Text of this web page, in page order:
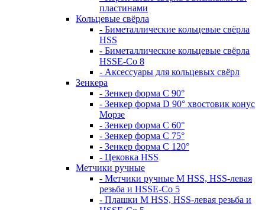
пластинами
Кольцевые свёрла
- Биметаллические кольцевые свёрла
HSS
- Биметаллические кольцевые свёрла
HSSE-Co 8
- Аксессуары для кольцевых свёрл
Зенкера
- Зенкер форма С 90°
- Зенкер форма D 90° хвостовик конус
Морзе
- Зенкер форма С 60°
- Зенкер форма С 75°
- Зенкер форма С 120°
- Цековка HSS
Метчики ручные
- Метчики ручные M HSS, HSS-левая
резьба и HSSE-Co 5
- Плашки M HSS, HSS-левая резьба и